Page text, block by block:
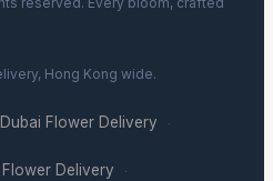
Hong Kong wide.
Dubai Flower Delivery ·
Flower Delivery ·